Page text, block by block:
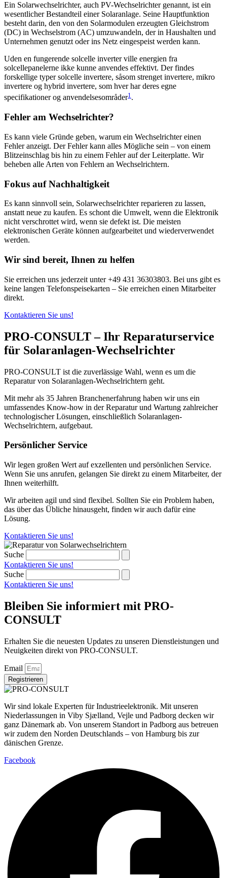
Ein Solarwechselrichter, auch PV-Wechselrichter genannt, ist ein
wesentlicher Bestandteil einer Solaranlage. Seine Hauptfunktion
besteht darin, den von den Solarmodulen erzeugten Gleichstrom
(DC) in Wechselstrom (AC) umzuwandeln, der in Haushalten und
Unternehmen genutzt oder ins Netz eingespeist werden kann.
Uden en fungerende solcelle inverter ville energien fra
solcellepanelerne ikke kunne anvendes effektivt. Der findes
forskellige typer solcelle invertere, såsom strenget invertere, mikro
invertere og hybrid invertere, som hver har deres egne
specifikationer og anvendelsesområder1 .
Fehler am Wechselrichter?
Es kann viele Gründe geben, warum ein Wechselrichter einen
Fehler anzeigt. Der Fehler kann alles Mögliche sein – von einem
Blitzeinschlag bis hin zu einem Fehler auf der Leiterplatte. Wir
beheben alle Arten von Fehlern an Wechselrichtern.
Fokus auf Nachhaltigkeit
Es kann sinnvoll sein, Solarwechselrichter reparieren zu lassen,
anstatt neue zu kaufen. Es schont die Umwelt, wenn die Elektronik
nicht verschrottet wird, wenn sie defekt ist. Die meisten
elektronischen Geräte können aufgearbeitet und wiederverwendet
werden.
Wir sind bereit, Ihnen zu helfen
Sie erreichen uns jederzeit unter +49 431 36303803. Bei uns gibt es
keine langen Telefonspeisekarten – Sie erreichen einen Mitarbeiter
direkt.
Kontaktieren Sie uns!
PRO‑CONSULT – Ihr Reparaturservice
für Solaranlagen-Wechselrichter
PRO‑CONSULT ist die zuverlässige Wahl, wenn es um die
Reparatur von Solaranlagen-Wechselrichtern geht.
Mit mehr als 35 Jahren Branchenerfahrung haben wir uns ein
umfassendes Know-how in der Reparatur und Wartung zahlreicher
technologischer Lösungen, einschließlich Solaranlagen-
Wechselrichtern, aufgebaut.
Persönlicher Service
Wir legen großen Wert auf exzellenten und persönlichen Service.
Wenn Sie uns anrufen, gelangen Sie direkt zu einem Mitarbeiter, der
Ihnen weiterhilft.
Wir arbeiten agil und sind flexibel. Sollten Sie ein Problem haben,
das über das Übliche hinausgeht, finden wir auch dafür eine
Lösung.
Kontaktieren Sie uns!
Suche
Kontaktieren Sie uns!
Suche
Kontaktieren Sie uns!
Bleiben Sie informiert mit PRO-
CONSULT
Erhalten Sie die neuesten Updates zu unseren Dienstleistungen und
Neuigkeiten direkt von PRO-CONSULT.
Email
Registrieren
Wir sind lokale Experten für Industrieelektronik. Mit unseren
Niederlassungen in Viby Sjælland, Vejle und Padborg decken wir
ganz Dänemark ab. Von unserem Standort in Padborg aus betreuen
wir zudem den Norden Deutschlands – von Hamburg bis zur
dänischen Grenze.
Facebook